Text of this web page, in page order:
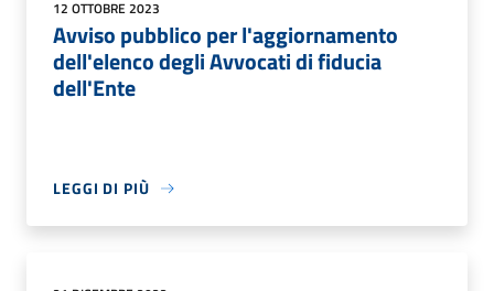
12 OTTOBRE 2023
Avviso pubblico per l'aggiornamento
dell'elenco degli Avvocati di fiducia
dell'Ente
LEGGI DI PIÙ